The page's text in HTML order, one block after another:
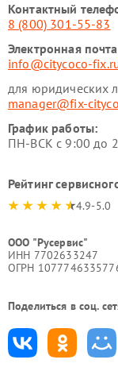
Контактный
8 (800) 301-55-83
Электронная
info@citycoco-
для юридических
manager@fix-
График работы:
ПН-ВСК с 9:00 до
Рейтинг
4.9-5.0
ООО "Русервис"
ИНН 7702633247
ОГРН
Поделиться в соц.